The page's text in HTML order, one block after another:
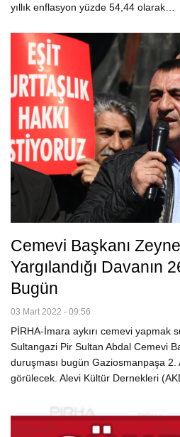
yıllık enflasyon yüzde 54,44 olarak…
Cemevi Başkanı
Yargılandığı Davanın
Bugün
03 Mart 2022 - 09:56
PİRHA-İmara aykırı cemevi yapmak
Sultangazi Pir Sultan Abdal Cemevi
duruşması bugün Gaziosmanpaşa
görülecek. Alevi Kültür Dernekleri